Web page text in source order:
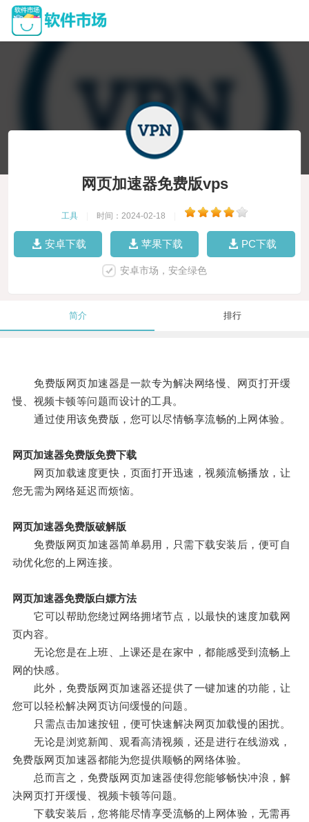
网页加速器免费版vps
工具 时间：2024-02-18
安卓下载 苹果下载 PC下载
安卓市场，安全绿色
简介 排行
免费版网页加速器是一款专为解决网络慢、网页打开缓
慢、视频卡顿等问题而设计的工具。
通过使用该免费版，您可以尽情畅享流畅的上网体验。
网页加速器免费版免费下载
网页加载速度更快，页面打开迅速，视频流畅播放，让
您无需为网络延迟而烦恼。
网页加速器免费版破解版
免费版网页加速器简单易用，只需下载安装后，便可自
动优化您的上网连接。
网页加速器免费版白嫖方法
它可以帮助您绕过网络拥堵节点，以最快的速度加载网
页内容。
无论您是在上班、上课还是在家中，都能感受到流畅上
网的快感。
此外，免费版网页加速器还提供了一键加速的功能，让
您可以轻松解决网页访问缓慢的问题。
只需点击加速按钮，便可快速解决网页加载慢的困扰。
无论是浏览新闻、观看高清视频，还是进行在线游戏，
免费版网页加速器都能为您提供顺畅的网络体验。
总而言之，免费版网页加速器使得您能够畅快冲浪，解
决网页打开缓慢、视频卡顿等问题。
下载安装后，您将能尽情享受流畅的上网体验，无需再